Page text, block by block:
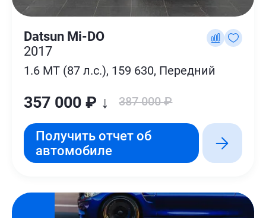
Datsun Mi-DO
2017
1.6 MT (87 л.с.), 159 630, Передний
357 000 ₽ ↓ 387 000 ₽
Получить отчет об
автомобиле